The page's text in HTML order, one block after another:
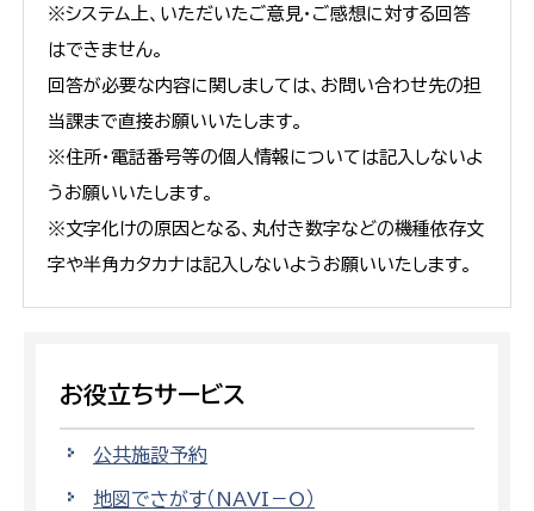
※システム上、いただいたご意見・ご感想に対する回答
はできません。
回答が必要な内容に関しましては、お問い合わせ先の担
当課まで直接お願いいたします。
※住所・電話番号等の個人情報については記入しないよ
うお願いいたします。
※文字化けの原因となる、丸付き数字などの機種依存文
字や半角カタカナは記入しないようお願いいたします。
お役立ちサービス
公共施設予約
地図でさがす（NAVI－O）